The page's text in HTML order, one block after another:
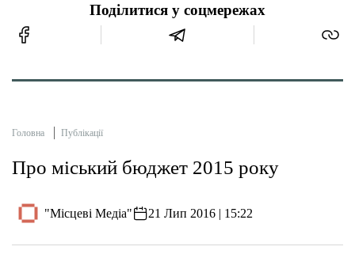
Поділитися у соцмережах
Головна Публікації
Про міський бюджет 2015 року
"Місцеві Медіа" 21 Лип 2016 | 15:22